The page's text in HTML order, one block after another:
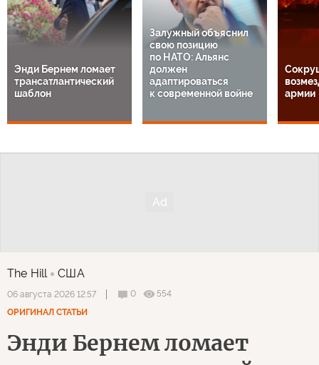
Энди Бернем ломает
трансатлантический
шаблон
Залужный объяснил
свою позицию
по НАТО: Альянс
должен
адаптироваться
к современной войне
армии
The Hill США
06 августа 2026 12:57 0
554
ОРИГИНАЛ СТАТЬИ
Энди Бернем ломает